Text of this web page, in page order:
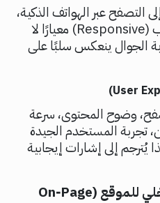
عبر الهواتف الذكية،
أصبح تصميم الموقع المتجاوب (Responsive) معيارًا لا
الجوال ينعكس سلبًا على
وضوح المحتوى، سرعة
تجربة المستخدم الجيدة
يُترجم إلى إشارات إيجابية
ثانيًا: تحسين المحتوى الداخلي للموقع (On‑Page